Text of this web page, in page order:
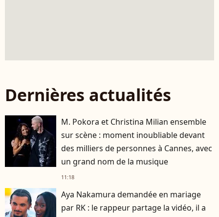
Dernières actualités
M. Pokora et Christina Milian ensemble
sur scène : moment inoubliable devant
des milliers de personnes à Cannes, avec
un grand nom de la musique
11:18
Aya Nakamura demandée en mariage
par RK : le rappeur partage la vidéo, il a